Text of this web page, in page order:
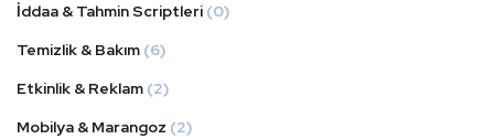
İddaa & Tahmin Scriptleri (0)
Temizlik & Bakım (6)
Etkinlik & Reklam (2)
Mobilya & Marangoz (2)